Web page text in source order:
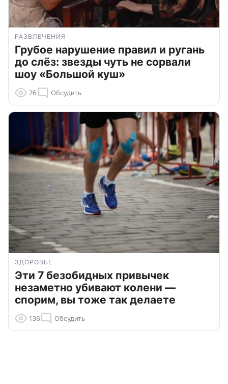
РАЗВЛЕЧЕНИЯ
Грубое нарушение правил и ругань
до слёз: звезды чуть не сорвали
шоу «Большой куш»
76 Обсудить
ЗДОРОВЬЕ
Эти 7 безобидных привычек
незаметно убивают колени —
спорим, вы тоже так делаете
136 Обсудить